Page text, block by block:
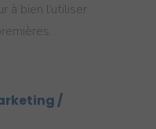
à bien l’utiliser
/